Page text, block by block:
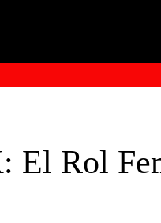
El Rol